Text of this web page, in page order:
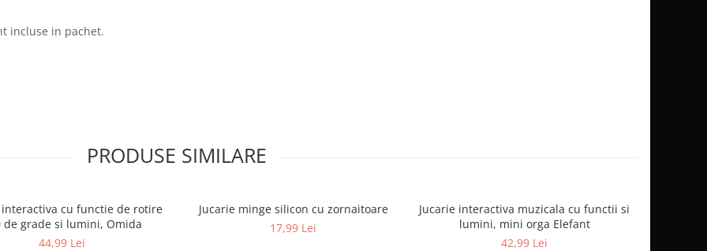
incluse in pachet.
PRODUSE SIMILARE
interactiva cu functie de rotire
de grade si lumini, Omida
44,99 Lei
Jucarie minge silicon cu zornaitoare
17,99 Lei
Jucarie interactiva muzicala cu functii si
lumini, mini orga Elefant
42,99 Lei